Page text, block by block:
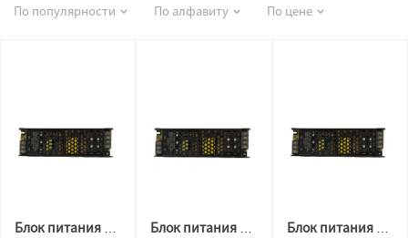
По популярности По алфавиту По цене